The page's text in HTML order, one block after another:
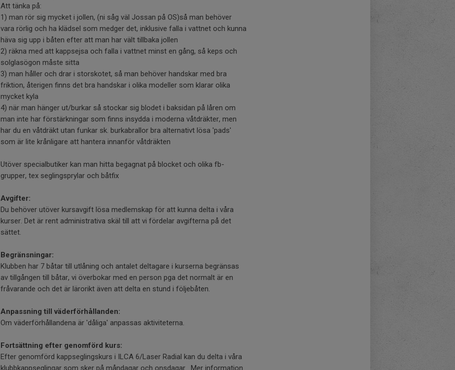
Att tänka på:
1) man rör sig mycket i jollen, (ni såg väl Jossan på OS)så man behöver
vara rörlig och ha klädsel som medger det, inklusive falla i vattnet och kunna
häva sig upp i båten efter att man har vält tillbaka jollen
2) räkna med att kappsejsa och falla i vattnet minst en gång, så keps och
solglasögon måste sitta
3) man håller och drar i storskotet, så man behöver handskar med bra
friktion, återigen finns det bra handskar i olika modeller som klarar olika
mycket kyla
4) när man hänger ut/burkar så stockar sig blodet i baksidan på låren om
man inte har förstärkningar som finns insydda i moderna våtdräkter, men
har du en våtdräkt utan funkar sk. burkabrallor bra alternativt lösa 'pads'
som är lite krånligare att hantera innanför våtdräkten
Utöver specialbutiker kan man hitta begagnat på blocket och olika fb-
grupper, tex seglingsprylar och båtfix
Avgifter:
Du behöver utöver kursavgift lösa medlemskap för att kunna delta i våra
kurser. Det är rent administrativa skäl till att vi fördelar avgifterna på det
sättet.
Begränsningar:
Klubben har 7 båtar till utlåning och antalet deltagare i kurserna begränsas
av tillgången till båtar, vi överbokar med en person pga det normalt är en
fråvarande och det är lärorikt även att delta en stund i följebåten.
Anpassning till väderförhållanden:
Om väderförhållandena är 'dåliga' anpassas aktiviteterna.
Fortsättning efter genomförd kurs:
Efter genomförd kappseglingskurs i ILCA 6/Laser Radial kan du delta i våra
klubbkappseglingar som sker på måndagar och onsdagar. Mer information